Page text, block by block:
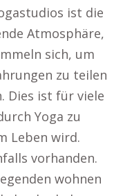
ist die
Atmosphäre,
sich, um
zu teilen
Dies ist für viele
Yoga zu
Leben wird.
vorhanden.
wohnen